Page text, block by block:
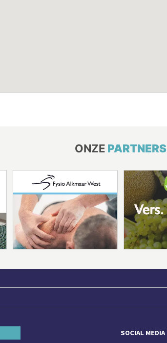
ONZE PARTNERS
SOCIAL MEDIA